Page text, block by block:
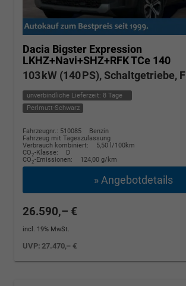
Dacia Bigster Expression
LKHZ+Navi+SHZ+RFK TCe 140
103 kW (140 PS), Schaltgetriebe,
unverbindliche Lieferzeit: 8 Tage
Perlmutt-Schwarz
Fahrzeugnr.: 510085
Benzin
Fahrzeug mit Tageszulassung
Verbrauch kombiniert:
5,50 l/100km
CO2-Klasse:
D
CO2-Emissionen: 124,00 g/km
» Angebotdetails
26.590,– €
incl. 19% MwSt.
UVP:27.470,– €